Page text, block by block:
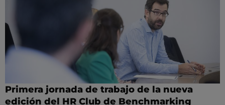
Primera jornada de trabajo de la nueva
edición del HR Club de Benchmarking